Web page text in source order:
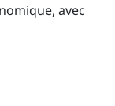
avec